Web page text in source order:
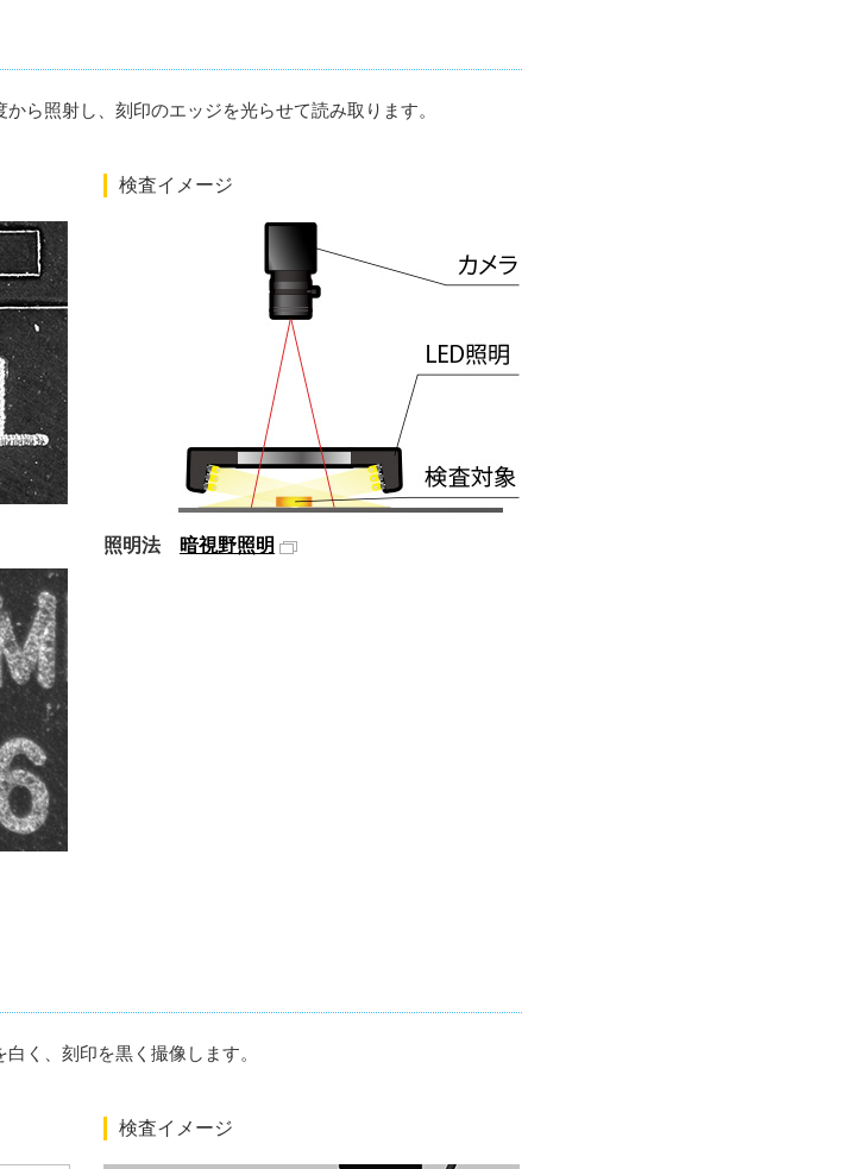
ら照射し、刻印のエッジを光らせて読み取ります。
検査イメージ
照明法 暗視野照明
く、刻印を黒く撮像します。
検査イメージ